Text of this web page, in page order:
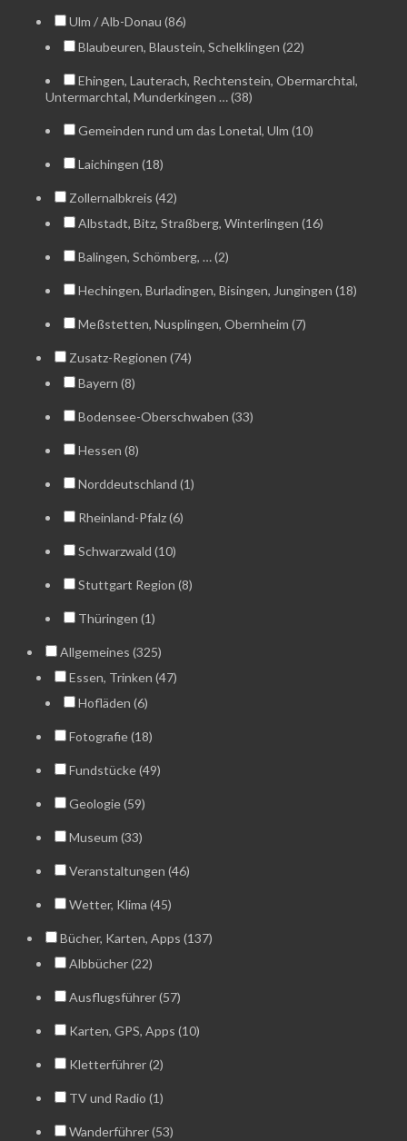
Ulm / Alb-Donau (86)
Blaubeuren, Blaustein, Schelklingen (22)
Ehingen, Lauterach, Rechtenstein, Obermarchtal,
Untermarchtal, Munderkingen … (38)
Gemeinden rund um das Lonetal, Ulm (10)
Laichingen (18)
Zollernalbkreis (42)
Albstadt, Bitz, Straßberg, Winterlingen (16)
Balingen, Schömberg, … (2)
Hechingen, Burladingen, Bisingen, Jungingen (18)
Meßstetten, Nusplingen, Obernheim (7)
Zusatz-Regionen (74)
Bayern (8)
Bodensee-Oberschwaben (33)
Hessen (8)
Norddeutschland (1)
Rheinland-Pfalz (6)
Schwarzwald (10)
Stuttgart Region (8)
Thüringen (1)
Allgemeines (325)
Essen, Trinken (47)
Hofläden (6)
Fotografie (18)
Fundstücke (49)
Geologie (59)
Museum (33)
Veranstaltungen (46)
Wetter, Klima (45)
Bücher, Karten, Apps (137)
Albbücher (22)
Ausflugsführer (57)
Karten, GPS, Apps (10)
Kletterführer (2)
TV und Radio (1)
Wanderführer (53)